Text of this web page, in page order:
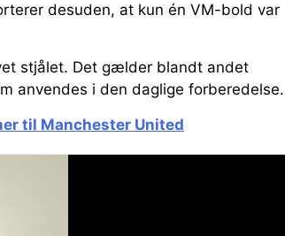
desuden, at kun én VM-bold var
stjålet. Det gælder blandt andet
anvendes i den daglige forberedelse.
til Manchester United